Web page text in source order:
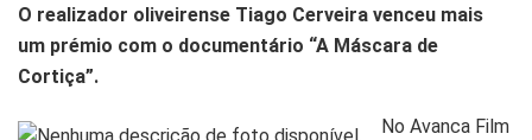
O realizador oliveirense Tiago Cerveira venceu mais
um prémio com o documentário “A Máscara de
Cortiça”.
No Avanca Film